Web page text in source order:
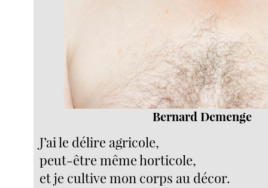
Bernard Demenge
J’ai le délire agricole,
peut-être même horticole,
et je cultive mon corps au décor.